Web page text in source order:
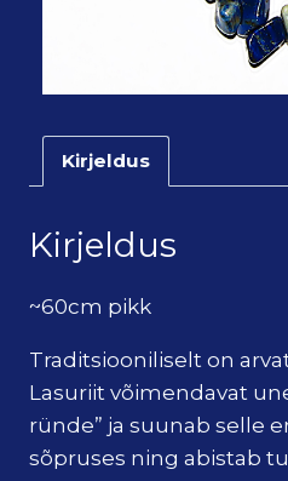
Kirjeldus
Kirjeldus
~60cm pikk
Traditsiooniliselt on
Lasuriit võimendavat
ründe” ja suunab selle
sõpruses ning abistab